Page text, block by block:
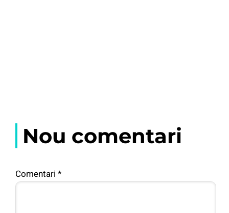
Nou comentari
Comentari *